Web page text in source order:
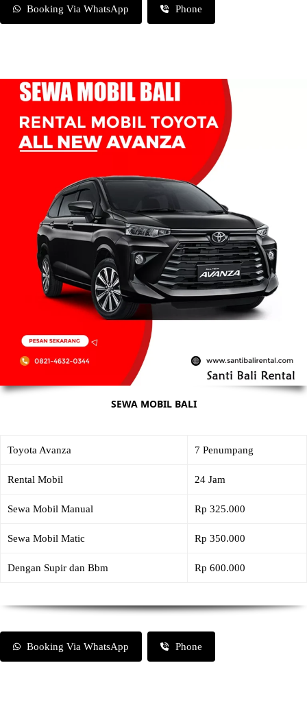
Booking Via WhatsApp Phone
SEWA MOBIL BALI
Toyota Avanza 7 Penumpang
Rental Mobil 24 Jam
Sewa Mobil Manual Rp 325.000
Sewa Mobil Matic Rp 350.000
Dengan Supir dan Bbm Rp 600.000
Booking Via WhatsApp Phone